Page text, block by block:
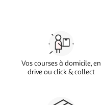
Vos courses à domicile, en
drive ou click & collect